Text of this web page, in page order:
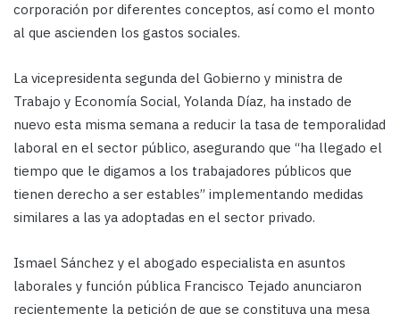
corporación por diferentes conceptos, así como el monto
al que ascienden los gastos sociales.
La vicepresidenta segunda del Gobierno y ministra de
Trabajo y Economía Social, Yolanda Díaz, ha instado de
nuevo esta misma semana a reducir la tasa de temporalidad
laboral en el sector público, asegurando que “ha llegado el
tiempo que le digamos a los trabajadores públicos que
tienen derecho a ser estables” implementando medidas
similares a las ya adoptadas en el sector privado.
Ismael Sánchez y el abogado especialista en asuntos
laborales y función pública Francisco Tejado anunciaron
recientemente la petición de que se constituya una mesa